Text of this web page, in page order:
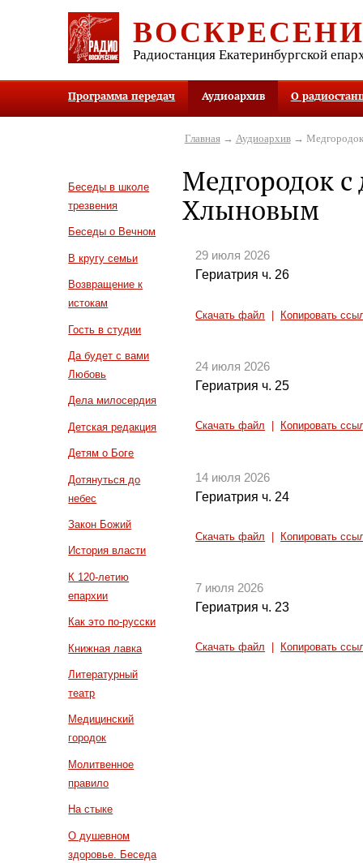
Радиостанция Екатеринбургской
Программа передач Аудиоархив О
Беседы в школе
трезвения
Беседы о Вечном
В кругу семьи
Возвращение к
истокам
Гость в студии
Да будет с вами
Любовь
Дела милосердия
Детская редакция
Детям о Боге
Дотянуться до
небес
Закон Божий
История власти
К 120-летию
епархии
Как это по-русски
Книжная лавка
Литературный
театр
Медицинский
городок
Молитвенное
правило
На стыке
О душевном
здоровье. Беседа
Главная→ Аудиоархив→ Медгородок
Медгородок с
Хлыновым
29 июля 2026
Гериатрия ч. 26
Скачать файл Копировать
24 июля 2026
Гериатрия ч. 25
Скачать файл Копировать
14 июля 2026
Гериатрия ч. 24
Скачать файл Копировать
7 июля 2026
Гериатрия ч. 23
Скачать файл Копировать